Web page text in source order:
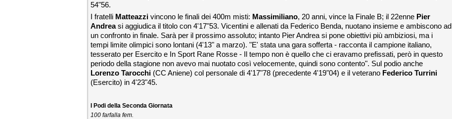
54"56.
I fratelli Matteazzi vincono le finali dei 400m misti: Massimiliano, 20 anni, vince la Finale B; il 22enne Pier
Andreasi aggiudica il titolo con 4'17"53. Vicentini e allenati da Federico Benda, nuotano insieme e ambiscono ad
un confronto in finale. Sarà per il prossimo assoluto; intanto Pier Andrea si pone obiettivi più ambiziosi, ma i
tempi limite olimpici sono lontani (4'13" a marzo). "E' stata una gara sofferta - racconta il campione italiano,
tesserato per Esercito e In Sport Rane Rosse - Il tempo non è quello che ci eravamo prefissati, però in questo
periodo della stagione non avevo mai nuotato così velocemente, quindi sono contento". Sul podio anche
Lorenzo Tarocchi (CC Aniene) col personale di 4'17"78 (precedente 4'19"04) e il veterano Federico Turrini
(Esercito) in 4'23"45.
Podi della Seconda Giornata
100 farfalla fem.